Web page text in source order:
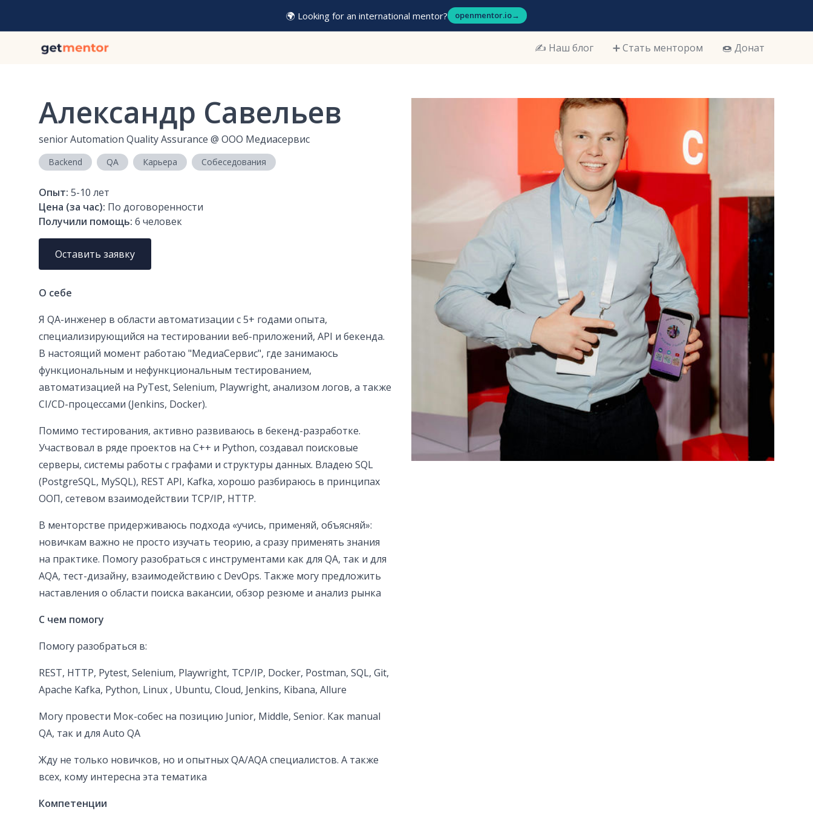
🌍 Looking for an international mentor? openmentor.io→
✍️ Наш блог ➕ Стать ментором 🍩 Донат
Александр Савельев
senior Automation Quality Assurance @ ООО Медиасервис
Backend QA Карьера Собеседования
Опыт: 5-10 лет
Цена (за час): По договоренности
Получили помощь: 6 человек
Оставить заявку
О себе
Я QA-инженер в области автоматизации с 5+ годами опыта,
специализирующийся на тестировании веб-приложений, API и бекенда.
В настоящий момент работаю "МедиаСервис", где занимаюсь
функциональным и нефункциональным тестированием,
автоматизацией на PyTest, Selenium, Playwright, анализом логов, а также
CI/CD-процессами (Jenkins, Docker).
Помимо тестирования, активно развиваюсь в бекенд-разработке.
Участвовал в ряде проектов на C++ и Python, создавал поисковые
серверы, системы работы с графами и структуры данных. Владею SQL
(PostgreSQL, MySQL), REST API, Kafka, хорошо разбираюсь в принципах
ООП, сетевом взаимодействии TCP/IP, HTTP.
В менторстве придерживаюсь подхода «учись, применяй, объясняй»:
новичкам важно не просто изучать теорию, а сразу применять знания
на практике. Помогу разобраться с инструментами как для QA, так и для
AQA, тест-дизайну, взаимодействию с DevOps. Также могу предложить
наставления о области поиска вакансии, обзор резюме и анализ рынка
С чем помогу
Помогу разобраться в:
REST, HTTP, Pytest, Selenium, Playwright, TCP/IP, Docker, Postman, SQL, Git,
Apache Kafka, Python, Linux , Ubuntu, Cloud, Jenkins, Kibana, Allure
Могу провести Мок-собес на позицию Junior, Middle, Senior. Как manual
QA, так и для Auto QA
Жду не только новичков, но и опытных QA/AQA специалистов. А также
всех, кому интересна эта тематика
Компетенции